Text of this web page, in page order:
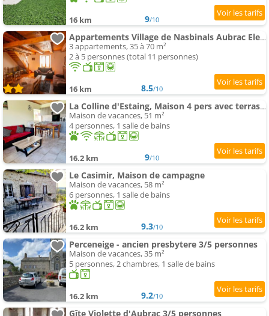
16 km 9/10
Appartements Village de Nasbinals Aubrac Electro Vélo
3 appartements, 35 à 70 m²
2 à 5 personnes (total 11 personnes)
16 km 8.5/10
La Colline d'Estaing, Maison 4 pers avec terrasse
Maison de vacances, 51 m²
4 personnes, 1 salle de bains
16.2 km 9/10
Le Casimir, Maison de campagne
Maison de vacances, 58 m²
6 personnes, 1 salle de bains
16.2 km 9.3/10
Perceneige - ancien presbytere 3/5 personnes
Maison de vacances, 35 m²
5 personnes, 2 chambres, 1 salle de bains
16.2 km 9.2/10
Gîte Violette d'Aubrac 3/5 personnes